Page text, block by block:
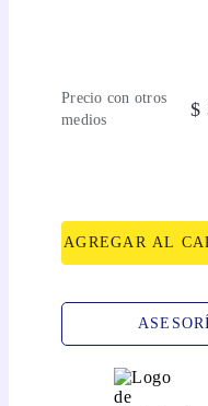
Precio con otros
medios
$
AGREGAR AL